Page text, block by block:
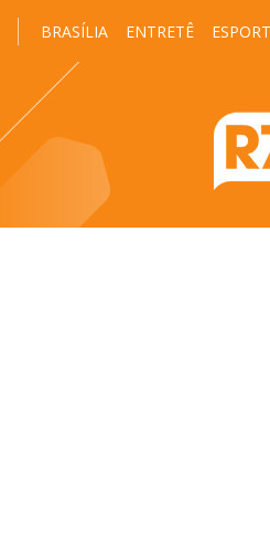
BRASÍLIA ENTRETÊ